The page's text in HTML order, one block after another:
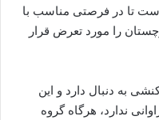
است تا در فرصتی مناسب با
را مورد تعرض قرار
به دنبال دارد و این
ندارد، هرگاه گروه